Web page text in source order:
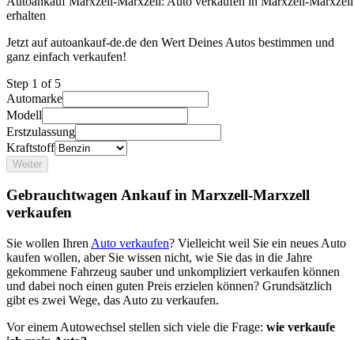
erhalten
Jetzt auf autoankauf-de.de den Wert Deines Autos bestimmen und
ganz einfach verkaufen!
Step 1 of 5
Automarke
Modell
Erstzulassung
Kraftstoff
Weiter
Gebrauchtwagen Ankauf in Marxzell-Marxzell
verkaufen
Sie wollen Ihren Auto verkaufen? Vielleicht weil Sie ein neues Auto
kaufen wollen, aber Sie wissen nicht, wie Sie das in die Jahre
gekommene Fahrzeug sauber und unkompliziert verkaufen können
und dabei noch einen guten Preis erzielen können? Grundsätzlich
gibt es zwei Wege, das Auto zu verkaufen.
Vor einem Autowechsel stellen sich viele die Frage: wie verkaufe